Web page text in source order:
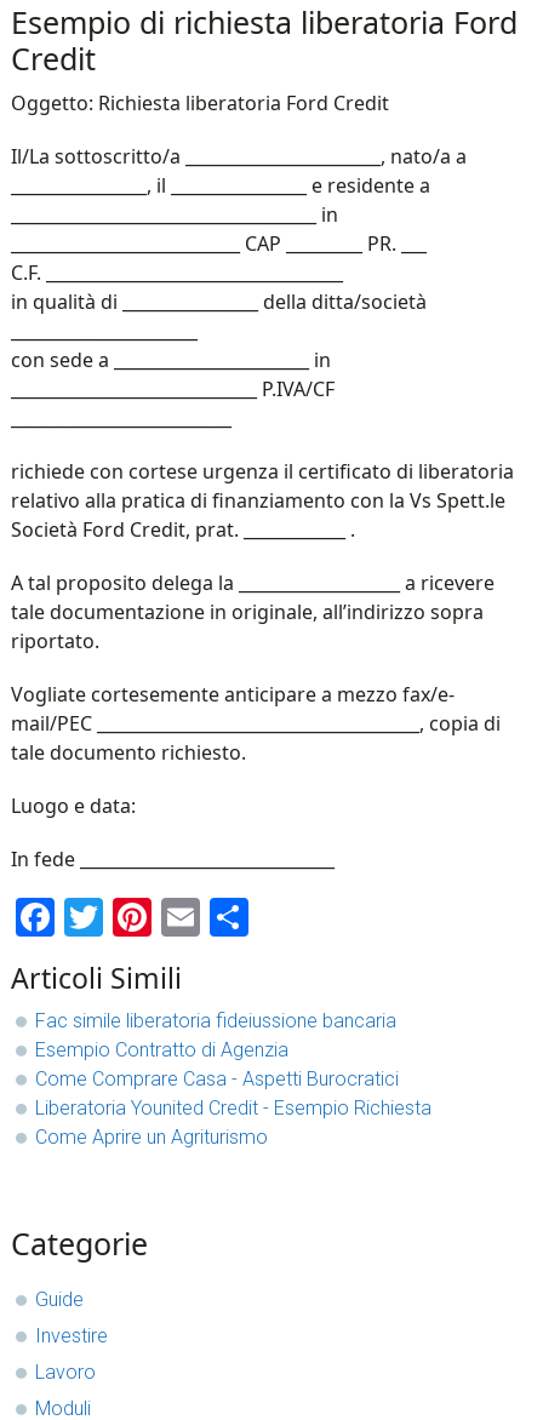
Esempio di richiesta liberatoria Ford
Credit
Oggetto: Richiesta liberatoria Ford Credit
Il/La sottoscritto/a _______________________, nato/a a
________________, il ________________ e residente a
____________________________________ in
___________________________ CAP _________ PR. ___
C.F. ___________________________________
in qualità di ________________ della ditta/società
con sede a _______________________ in
_____________________________ P.IVA/CF
richiede con cortese urgenza il certificato di liberatoria
relativo alla pratica di finanziamento con la Vs Spett.le
Società Ford Credit, prat. ____________ .
A tal proposito delega la ___________________ a ricevere
tale documentazione in originale, all’indirizzo sopra
riportato.
Vogliate cortesemente anticipare a mezzo fax/e-
mail/PEC ______________________________________, copia di
tale documento richiesto.
Luogo e data:
In fede ______________________________
Facebook
Twitter
Pinterest
EmailCondividi
Articoli Simili
Fac simile liberatoria fideiussione bancaria​
Esempio Contratto di Agenzia
Come Comprare Casa - Aspetti Burocratici
Liberatoria Younited Credit - Esempio Richiesta
Come Aprire un Agriturismo
sidebar
Blog
Categorie
Guide
Investire
Lavoro
Moduli